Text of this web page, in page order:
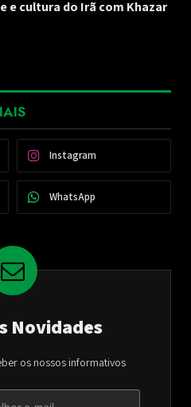
e cultura do Irã com Khazar
Instagram
WhatsApp
Novidades
os nossos informativos